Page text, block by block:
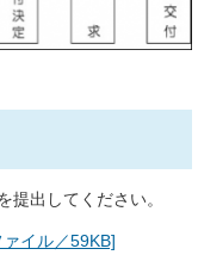
提出してください。
イル／59KB]